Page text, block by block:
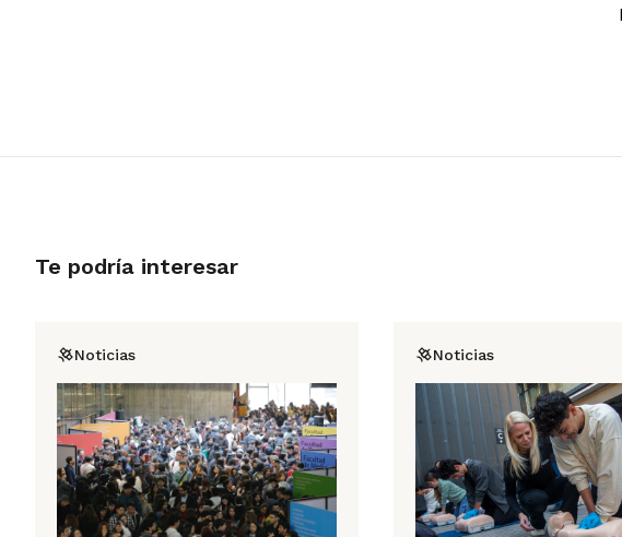
Te podría interesar
Noticias Noticias